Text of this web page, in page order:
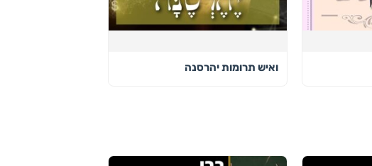
ואיש תרומות יהרסנה